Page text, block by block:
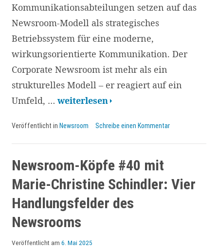
Kommunikationsabteilungen setzen auf das
Newsroom-Modell als strategisches
Betriebssystem für eine moderne,
wirkungsorientierte Kommunikation. Der
Corporate Newsroom ist mehr als ein
strukturelles Modell – er reagiert auf ein
Umfeld, … Erfolgsfaktoren
Herausforderungen
Aufbau
und
Betrieb
eines
Corporate
Newsrooms
weiterlesen
Veröffentlicht in Newsroom Schreibe einen Kommentar
Newsroom-Köpfe #40 mit
Marie-Christine Schindler: Vier
Handlungsfelder des
Newsrooms
Veröffentlicht am 6. Mai 2025